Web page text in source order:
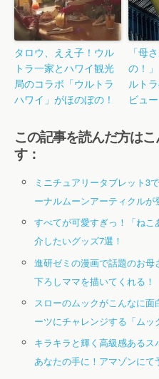
タロウ、ええ子！ウル
トラ一家とハワイ観光
局のコラボ「ウルトラ
ハワイ」がほのぼの！
「母
の！
ルト
ビュー
この記事を読んだ方は
す：
ミニチュアリータブレット3
ーナルムーンアーティクルが
すべてが可愛すぎっ！「ね
介したいグッズ7選！
進研ゼミの漫画で話題のお
下ろしママを描いてくれる！
スローのムックがこんなに
ーツにチャレンジする「ムッ
キラキラと輝く高級感ある
あなたの手に！アマゾンにて